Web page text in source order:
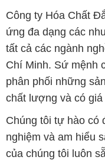
Công ty Hóa Chất
ứng đa dạng các
tất cả các ngành
Chí Minh. Sứ mệnh
phân phối những
chất lượng và có
Chúng tôi tự hào có
nghiệm và am hiểu
của chúng tôi luôn